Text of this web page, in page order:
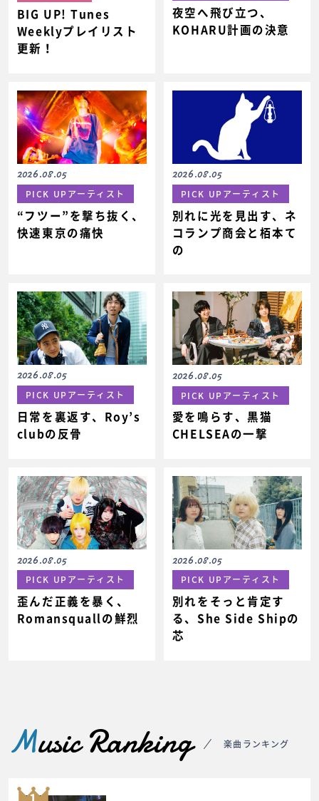
BIG UP! Tunes
Weeklyプレイリスト
更新！
夜空へ飛び立つ、
KOHARU計画の決意
2026.08.05
PICK UPアーティスト
“フツー”を撃ち抜く、
快速東京の痛快
2026.08.05
PICK UPアーティスト
別れに光を見出す、ネ
コランプ商会と栢本て
の
2026.08.05
PICK UPアーティスト
日常を裏返す、Roy’s
clubの反骨
2026.08.05
PICK UPアーティスト
愛を鳴らす、黒猫
CHELSEAの一撃
2026.08.05
PICK UPアーティスト
歪んだ正義を暴く、
Romansquallの鮮烈
2026.08.05
PICK UPアーティスト
別れをそっと肯定す
る、She Side Shipの
芯
Music Ranking 楽曲ランキング